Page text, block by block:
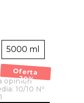
5000 ml
Oferta
-20%
opinión
10/10 Nº
1